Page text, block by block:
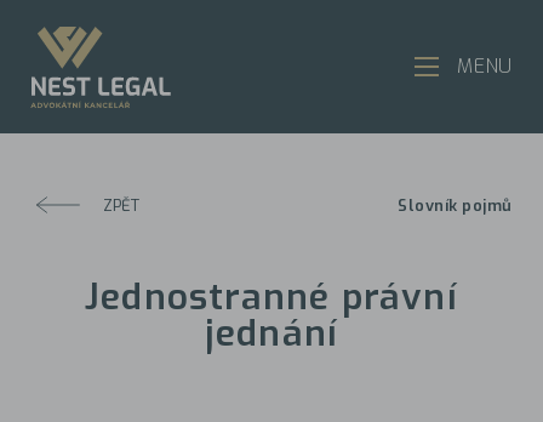
ZPĚT Slovník pojmů
Jednostranné právní
jednání
MENU